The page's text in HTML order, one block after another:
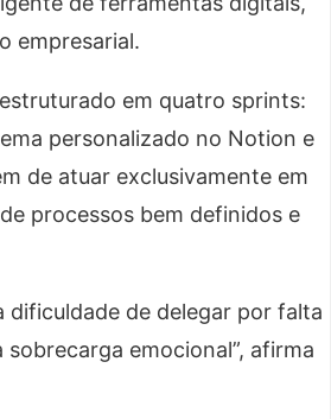
empresarial.
em quatro sprints:
personalizado no Notion e
de atuar exclusivamente em
processos bem definidos e
dificuldade de delegar por falta
emocional”, afirma